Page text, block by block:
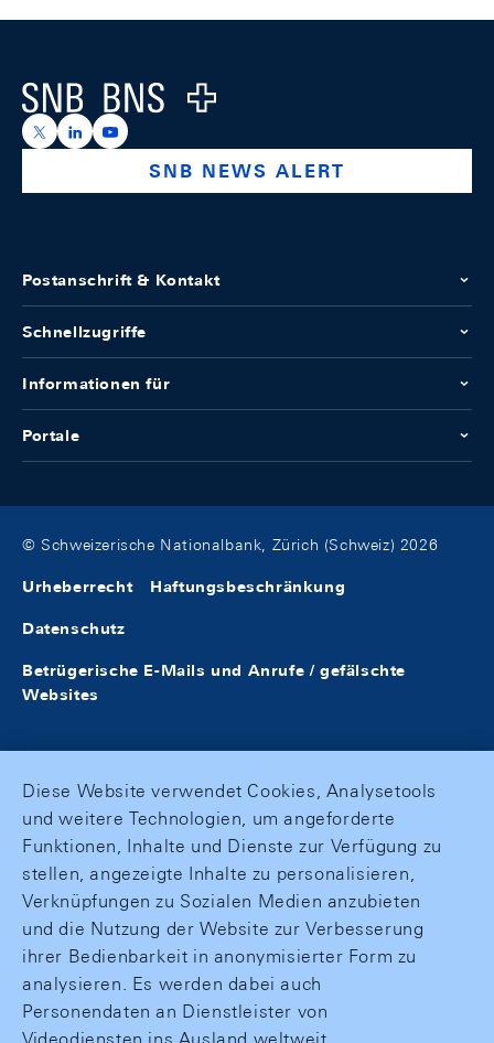
Logo
https://x.com/snb_bns
https://ch.linkedin.com/company/swiss-national-
https://www.youtube.com/@swissnationalbank
SNB NEWS ALERT
Postanschrift & Kontakt
Schnellzugriffe
Informationen für
Portale
© Schweizerische Nationalbank, Zürich (Schweiz) 2026
Urheberrecht Haftungsbeschränkung
Datenschutz
Betrügerische E-Mails und Anrufe / gefälschte
Websites
Diese Website verwendet Cookies, Analysetools
und weitere Technologien, um angeforderte
Funktionen, Inhalte und Dienste zur Verfügung zu
stellen, angezeigte Inhalte zu personalisieren,
Verknüpfungen zu Sozialen Medien anzubieten
und die Nutzung der Website zur Verbesserung
ihrer Bedienbarkeit in anonymisierter Form zu
analysieren. Es werden dabei auch
Personendaten an Dienstleister von